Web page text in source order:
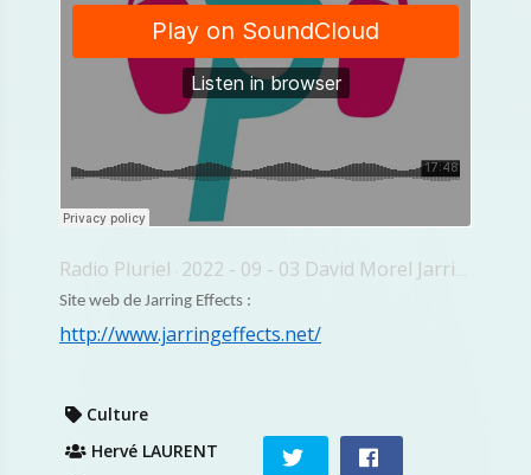
Radio Pluriel · 2022 - 09 - 03 David Morel Jarring Fest
Site web de Jarring Effects :
http://www.jarringeffects.net/
Culture
Hervé LAURENT